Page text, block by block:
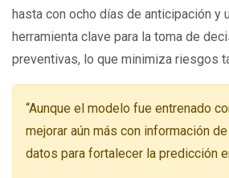
hasta con ocho días de anticipación y
herramienta clave para la toma de
preventivas, lo que minimiza riesgos
“Aunque el modelo fue entrenado
mejorar aún más con información
datos para fortalecer la predicción